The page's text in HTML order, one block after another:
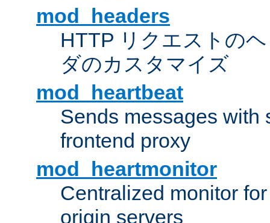
mod_headers
HTTP リクエストの
ダのカスタマイズ
mod_heartbeat
Sends messages with
frontend proxy
mod_heartmonitor
Centralized monitor
origin servers